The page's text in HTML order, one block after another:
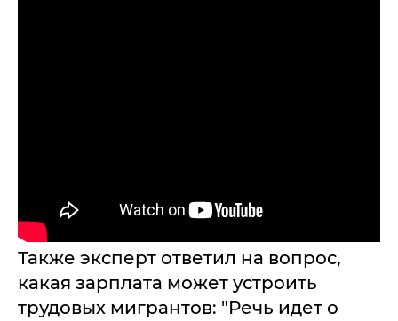
Также эксперт ответил на вопрос,
какая зарплата может устроить
трудовых мигрантов: "Речь идет о